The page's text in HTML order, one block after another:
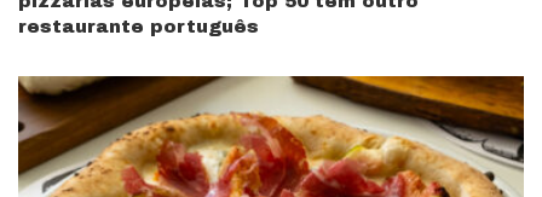
restaurante português